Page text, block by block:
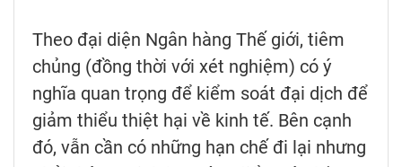
Theo đại diện Ngân hàng Thế giới, tiêm
chủng (đồng thời với xét nghiệm) có ý
nghĩa quan trọng để kiểm soát đại dịch để
giảm thiểu thiệt hại về kinh tế. Bên cạnh
đó, vẫn cần có những hạn chế đi lại nhưng